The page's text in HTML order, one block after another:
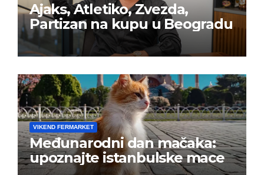
Ajaks, Atletiko, Zvezda,
Partizan na kupu u Beogradu
VIKEND FERMARKET
Međunarodni dan mačaka:
upoznajte istanbulske mace